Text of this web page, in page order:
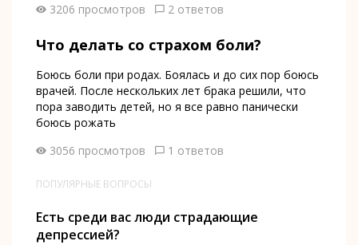
3206 просмотров
2 ответов
Что делать со страхом боли?
Боюсь боли при родах. Боялась и до сих пор боюсь
врачей. После нескольких лет брака решили, что
пора заводить детей, но я все равно панически
боюсь рожать
3056 просмотров
1 ответов
ПОПУЛЯРНЫЕ ВОПРОСЫ
Есть среди вас люди страдающие
депрессией?